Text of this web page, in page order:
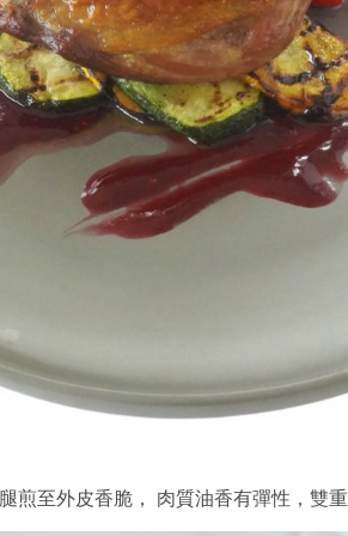
煎至外皮香脆， 肉質油香有彈性，雙